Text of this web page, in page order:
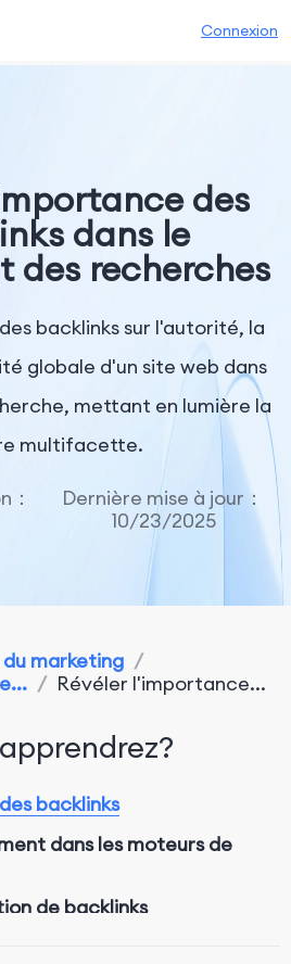
Connexion
des
dans le
des recherches
backlinks sur l'autorité, la
globale d'un site web dans
mettant en lumière la
multifacette.
Dernière mise à jour：
10/23/2025
marketing /
/ Révéler l'importance...
backlinks
dans les moteurs de
de backlinks